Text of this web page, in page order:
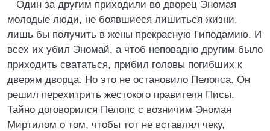
Один за другим приходили во дворец Эномая
молодые люди, не боявшиеся лишиться жизни,
лишь бы получить в жены прекрасную Гиподамию. И
всех их убил Эномай, а чтоб неповадно другим было
приходить свататься, прибил головы погибших к
дверям дворца. Но это не остановило Пелопса. Он
решил перехитрить жестокого правителя Писы.
Тайно договорился Пелопс с возничим Эномая
Миртилом о том, чтобы тот не вставлял чеку,